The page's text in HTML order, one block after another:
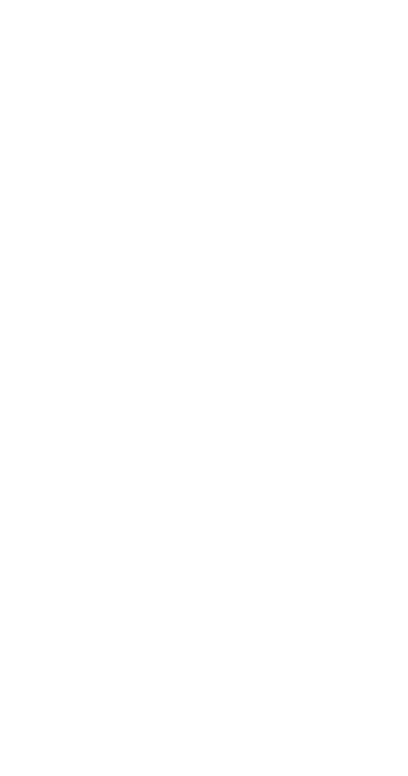
informačných stánkoch – MUDr. Šimková rozprávala
Červeného a Ligy proti rakovine.
krátkej rozcvičke, ktorú viedla sama MUDr. Šimková, sa
aj ľudský.
o liečbe, ale aj o prevencii – primárnej aj sekundárnej.